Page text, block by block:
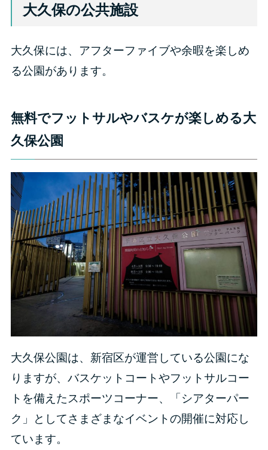
大久保の公共施設
大久保には、アフターファイブや余暇を楽しめ
る公園があります。
無料でフットサルやバスケが楽しめる大
久保公園
大久保公園は、新宿区が運営している公園にな
りますが、バスケットコートやフットサルコー
トを備えたスポーツコーナー、「シアターパー
ク」としてさまざまなイベントの開催に対応し
ています。